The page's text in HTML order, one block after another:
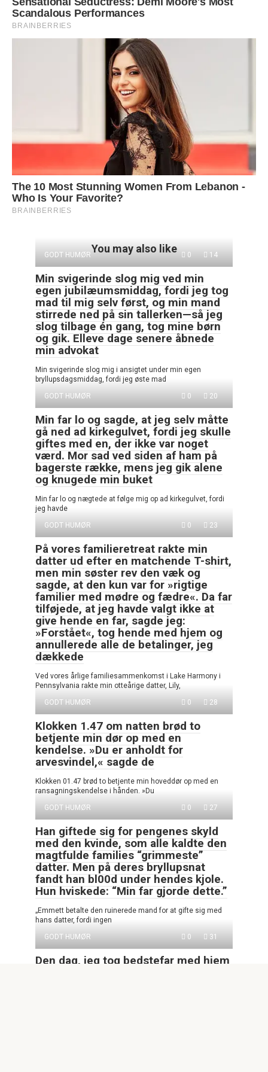
You may also like
GODT HUMØR 0 14
Min svigerinde slog mig ved min
egen jubilæumsmiddag, fordi jeg tog
mad til mig selv først, og min mand
stirrede ned på sin tallerken—så jeg
slog tilbage én gang, tog mine børn
og gik. Elleve dage senere åbnede
min advokat
Min svigerinde slog mig i ansigtet under min egen
bryllupsdagsmiddag, fordi jeg øste mad
GODT HUMØR
0 20
Min far lo og sagde, at jeg selv måtte
gå ned ad kirkegulvet, fordi jeg skulle
giftes med en, der ikke var noget
værd. Mor sad ved siden af ham på
bagerste række, mens jeg gik alene
og knugede min buket
Min far lo og nægtede at følge mig op ad kirkegulvet, fordi
jeg havde
GODT HUMØR
0 23
På vores familieretreat rakte min
datter ud efter en matchende T-shirt,
men min søster rev den væk og
sagde, at den kun var for »rigtige
familier med mødre og fædre«. Da far
tilføjede, at jeg havde valgt ikke at
give hende en far, sagde jeg:
»Forstået«, tog hende med hjem og
annullerede alle de betalinger, jeg
dækkede
Ved vores årlige familiesammenkomst i Lake Harmony i
Pennsylvania rakte min otteårige datter, Lily,
GODT HUMØR
0 28
Klokken 1.47 om natten brød to
betjente min dør op med en
kendelse. »Du er anholdt for
arvesvindel,« sagde de
Klokken 01.47 brød to betjente min hoveddør op med en
ransagningskendelse i hånden. »Du
GODT HUMØR
0 27
Han giftede sig for pengenes skyld
med den kvinde, som alle kaldte den
magtfulde families “grimmeste”
datter. Men på deres bryllupsnat
fandt han bl00d under hendes kjole.
Hun hviskede: “Min far gjorde dette.”
„Emmett betalte den ruinerede mand for at gifte sig med
hans datter, fordi ingen
GODT HUMØR
0 31
Den dag, jeg tog bedstefar med hjem